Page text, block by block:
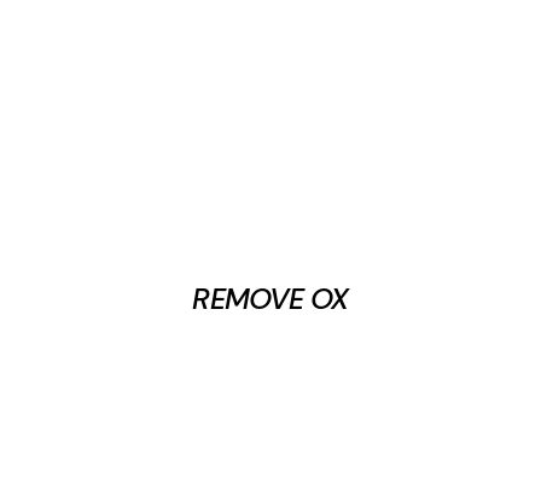
REMOVE OX